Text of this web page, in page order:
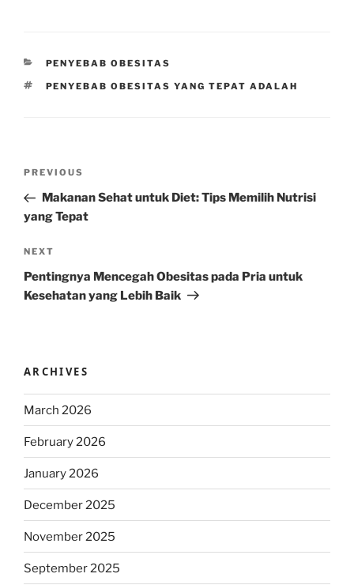
CATEGORIES
PENYEBAB OBESITAS
TAGS
PENYEBAB OBESITAS YANG TEPAT ADALAH
Previous
Post
PREVIOUS
Makanan Sehat untuk Diet: Tips Memilih Nutrisi
yang Tepat
Next
Post
NEXT
Pentingnya Mencegah Obesitas pada Pria untuk
Kesehatan yang Lebih Baik
ARCHIVES
March 2026
February 2026
January 2026
December 2025
November 2025
September 2025